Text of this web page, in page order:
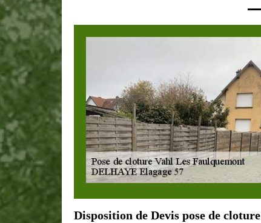
Disposition de Devis pose de